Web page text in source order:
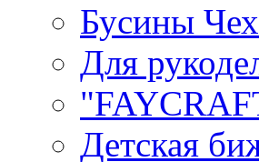
Бусины
Для
Детская